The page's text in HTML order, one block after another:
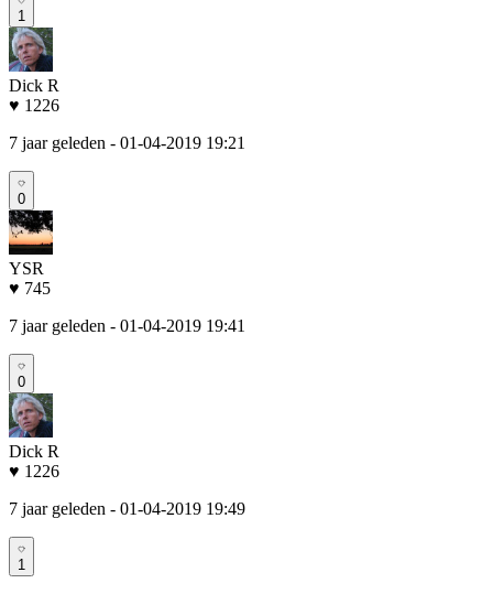
1
Dick R
♥ 1226
7 jaar geleden - 01-04-2019 19:21
0
YSR
♥ 745
7 jaar geleden - 01-04-2019 19:41
0
Dick R
♥ 1226
7 jaar geleden - 01-04-2019 19:49
1